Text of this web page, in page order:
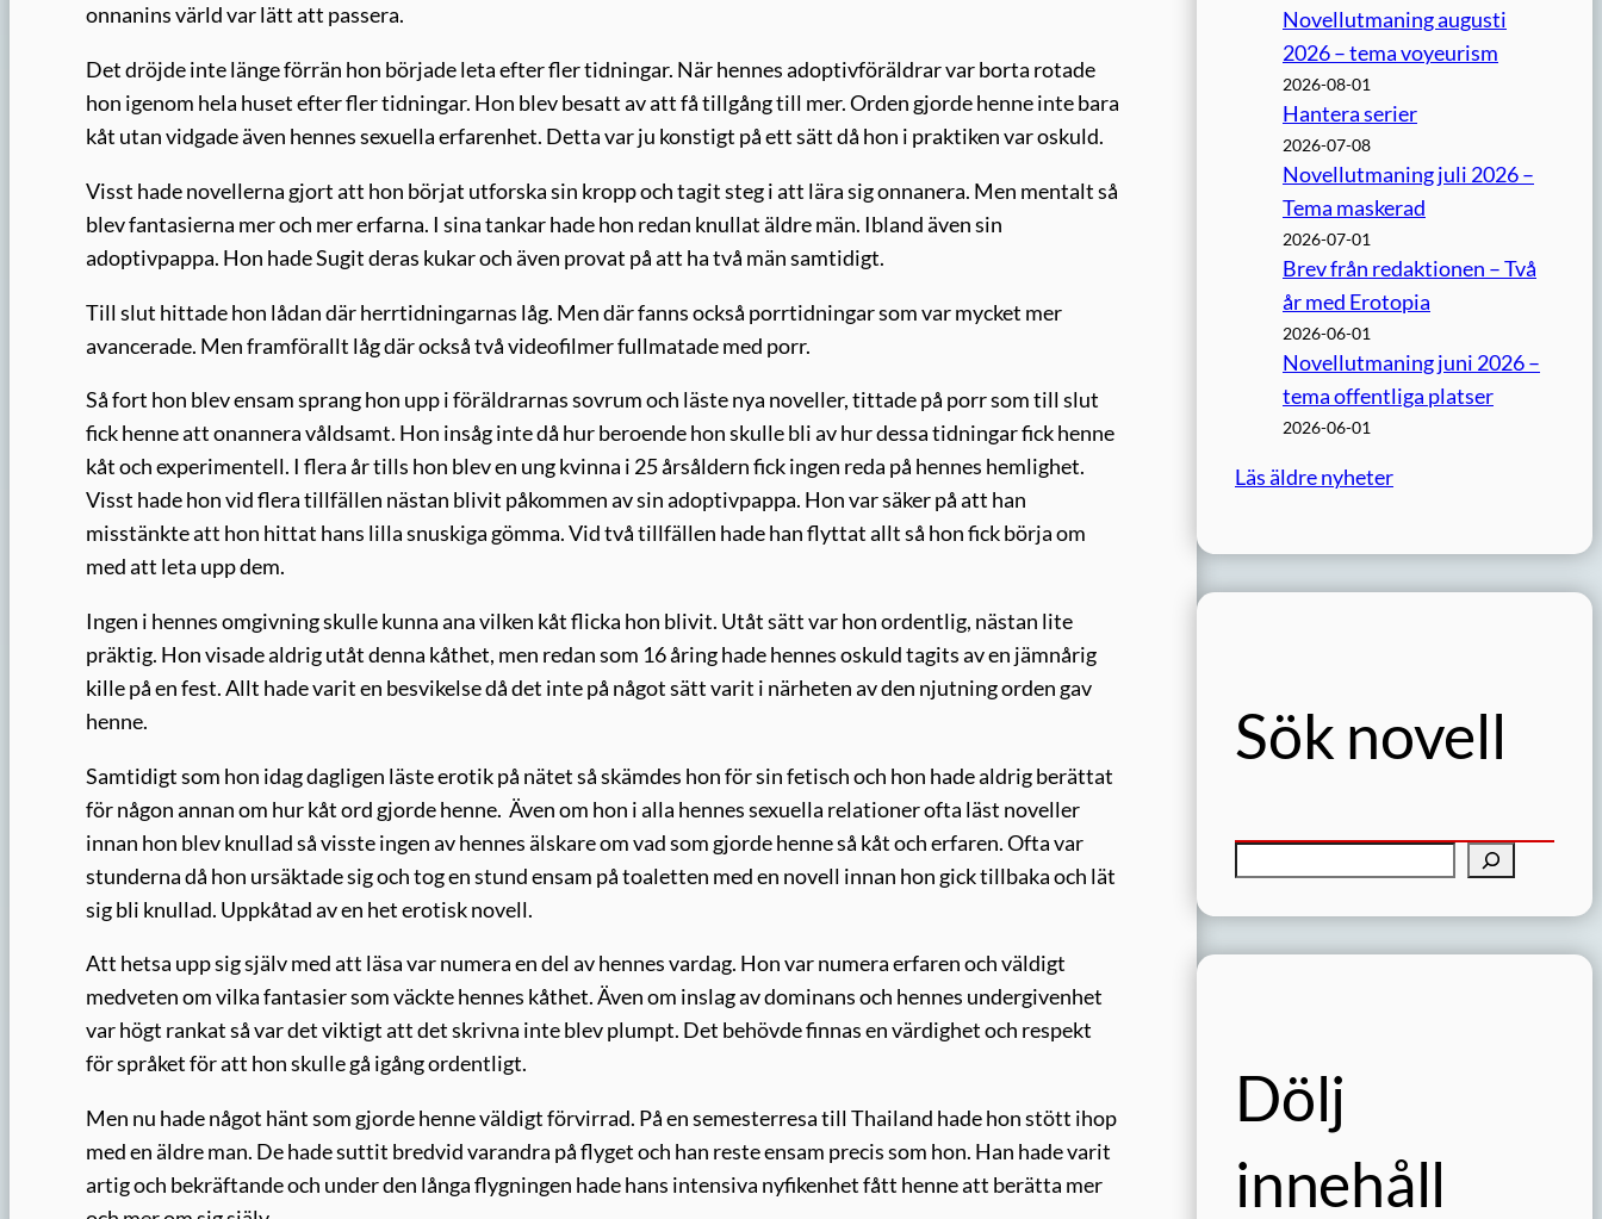
onnanins värld var lätt att passera.
Det dröjde inte länge förrän hon började leta efter fler tidningar. När hennes adoptivföräldrar var borta rotade
hon igenom hela huset efter fler tidningar. Hon blev besatt av att få tillgång till mer. Orden gjorde henne inte bara
kåt utan vidgade även hennes sexuella erfarenhet. Detta var ju konstigt på ett sätt då hon i praktiken var oskuld.
Visst hade novellerna gjort att hon börjat utforska sin kropp och tagit steg i att lära sig onnanera. Men mentalt så
blev fantasierna mer och mer erfarna. I sina tankar hade hon redan knullat äldre män. Ibland även sin
adoptivpappa. Hon hade Sugit deras kukar och även provat på att ha två män samtidigt.
Till slut hittade hon lådan där herrtidningarnas låg. Men där fanns också porrtidningar som var mycket mer
avancerade. Men framförallt låg där också två videofilmer fullmatade med porr.
Så fort hon blev ensam sprang hon upp i föräldrarnas sovrum och läste nya noveller, tittade på porr som till slut
fick henne att onannera våldsamt. Hon insåg inte då hur beroende hon skulle bli av hur dessa tidningar fick henne
kåt och experimentell. I flera år tills hon blev en ung kvinna i 25 årsåldern fick ingen reda på hennes hemlighet.
Visst hade hon vid flera tillfällen nästan blivit påkommen av sin adoptivpappa. Hon var säker på att han
misstänkte att hon hittat hans lilla snuskiga gömma. Vid två tillfällen hade han flyttat allt så hon fick börja om
med att leta upp dem.
Ingen i hennes omgivning skulle kunna ana vilken kåt flicka hon blivit. Utåt sätt var hon ordentlig, nästan lite
präktig. Hon visade aldrig utåt denna kåthet, men redan som 16 åring hade hennes oskuld tagits av en jämnårig
kille på en fest. Allt hade varit en besvikelse då det inte på något sätt varit i närheten av den njutning orden gav
henne.
Samtidigt som hon idag dagligen läste erotik på nätet så skämdes hon för sin fetisch och hon hade aldrig berättat
för någon annan om hur kåt ord gjorde henne. Även om hon i alla hennes sexuella relationer ofta läst noveller
innan hon blev knullad så visste ingen av hennes älskare om vad som gjorde henne så kåt och erfaren. Ofta var
stunderna då hon ursäktade sig och tog en stund ensam på toaletten med en novell innan hon gick tillbaka och lät
sig bli knullad. Uppkåtad av en het erotisk novell.
Att hetsa upp sig själv med att läsa var numera en del av hennes vardag. Hon var numera erfaren och väldigt
medveten om vilka fantasier som väckte hennes kåthet. Även om inslag av dominans och hennes undergivenhet
var högt rankat så var det viktigt att det skrivna inte blev plumpt. Det behövde finnas en värdighet och respekt
för språket för att hon skulle gå igång ordentligt.
Men nu hade något hänt som gjorde henne väldigt förvirrad. På en semesterresa till Thailand hade hon stött ihop
med en äldre man. De hade suttit bredvid varandra på flyget och han reste ensam precis som hon. Han hade varit
artig och bekräftande och under den långa flygningen hade hans intensiva nyfikenhet fått henne att berätta mer
Novellutmaning augusti
2026 – tema voyeurism
2026-08-01
Hantera serier
2026-07-08
Novellutmaning juli 2026 –
Tema maskerad
2026-07-01
Brev från redaktionen – Två
år med Erotopia
2026-06-01
Novellutmaning juni 2026 –
tema offentliga platser
2026-06-01
Läs äldre nyheter
Sök novell
k
Dölj
innehåll